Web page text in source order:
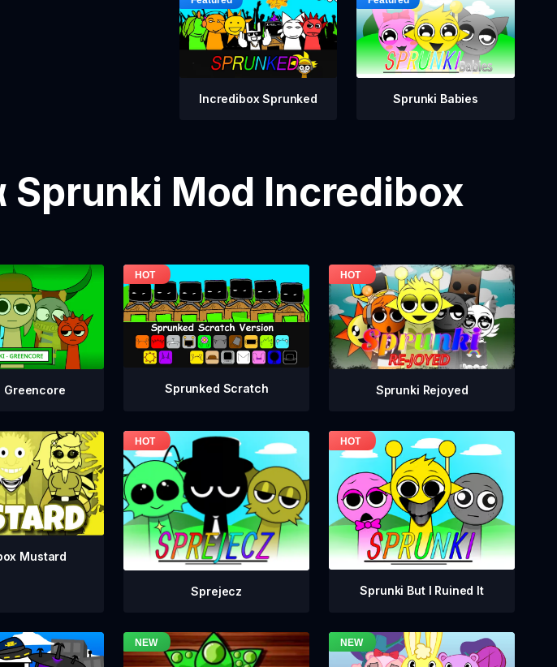
Incredibox Sprunked Sprunki Babies
Sprunki Mod Incredibox
Greencore Sprunked Scratch Sprunki Rejoyed
Mustard
Sprejecz Sprunki But I Ruined It